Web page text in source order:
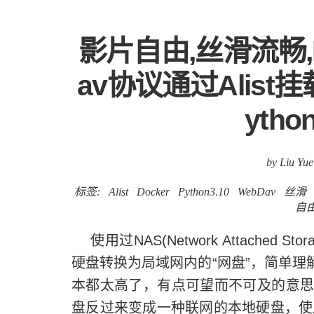
影片自由,丝滑流
av协议通过Alist挂
by Liu Yue
标签: Alist Docker Python3.10 WebDav 丝滑
自
使用过NAS(Network Attached
硬盘转换为局域网内的“网盘”，简单
本都太高了，有点可望而不可及的意
盘反过来变成一种联网的本地硬盘，